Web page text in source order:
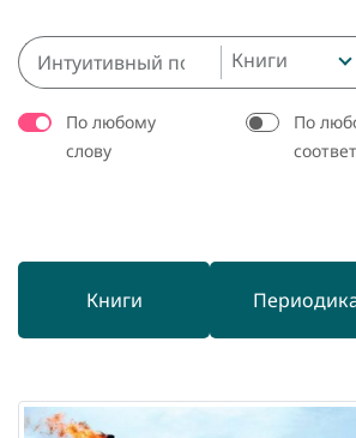
Книги
По любому
слову
По
Книги